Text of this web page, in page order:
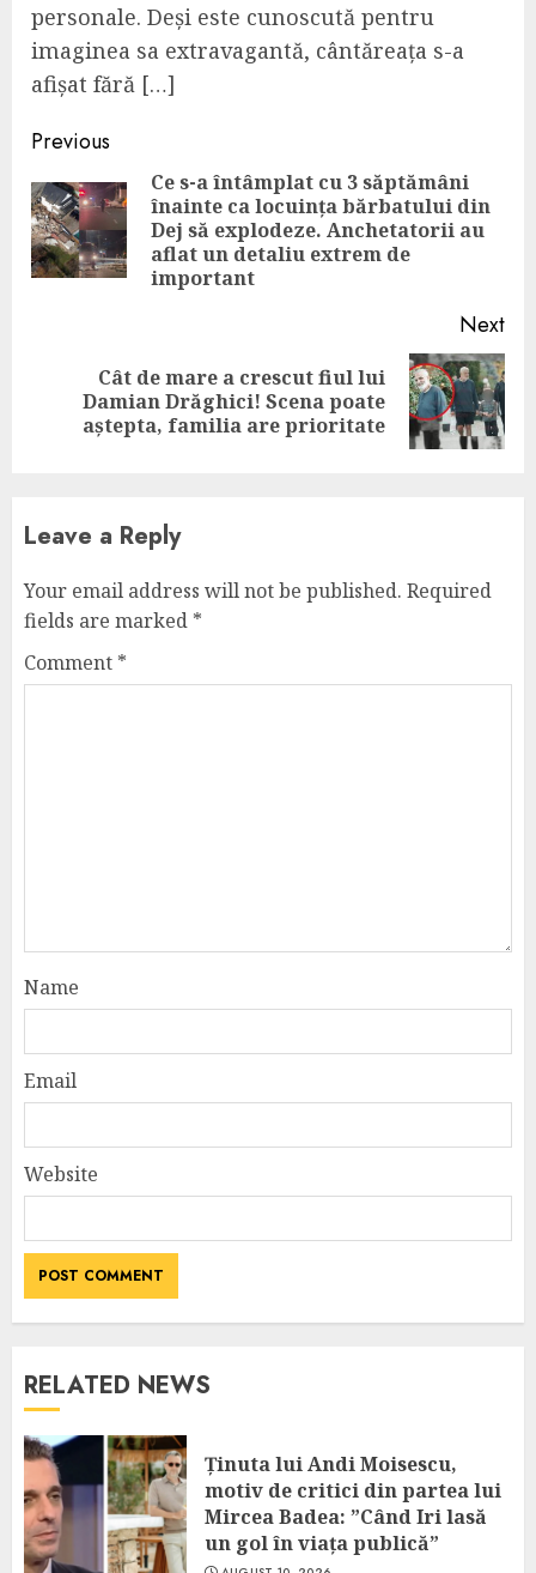
personale. Deși este cunoscută pentru
imaginea sa extravagantă, cântăreața s-a
afișat fără […]
Continue
Reading
Previous
Ce s-a întâmplat cu 3 săptămâni
înainte ca locuința bărbatului din
Dej să explodeze. Anchetatorii au
aflat un detaliu extrem de
important
Next
Cât de mare a crescut fiul lui
Damian Drăghici! Scena poate
aștepta, familia are prioritate
Leave a Reply
Your email address will not be published. Required
fields are marked *
Comment *
Name
Email
Website
RELATED NEWS
Ținuta lui Andi Moisescu,
motiv de critici din partea lui
Mircea Badea: ”Când Iri lasă
un gol în viața publică”